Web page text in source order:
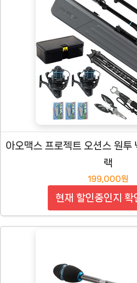
아오맥스 프로젝트 오션스 원투
랙
199,000원
현재 할인중인지 확